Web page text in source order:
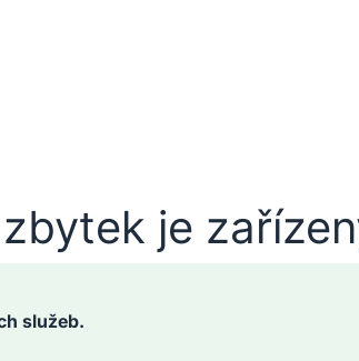
je
služeb.